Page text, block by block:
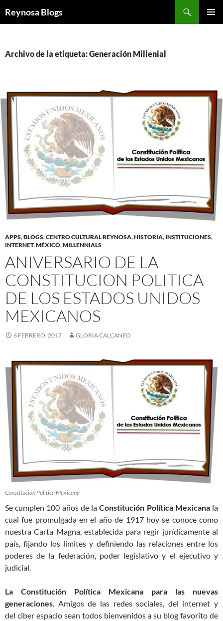
Reynosa Blogs
Archivo de la etiqueta: Generación Millenial
APPS,BLOGS,CENTRO CULTURAL REYNOSA,HISTORIA, INSTITUCIONES,
INTERNET,MÉXICO,MILLENNIALS
ANIVERSARIO DE LA
CONSTITUCION POLITICA
DE LOS ESTADOS UNIDOS
MEXICANOS
6 FEBRERO, 2017 GLORIA CALCANEO
Constitución Política Mexicana
Se cumplen 100 años de laConstitución Política Mexicanala
cual fue promulgada en el año de 1917 hoy se conoce como
nuestra Carta Magna, establecida para regir jurídicamente al
país, fijando los limites y definiendo las relaciones entre los
poderes de la federación, poder legislativo y el ejecutivo y
judicial.
La Constitución Política Mexicana para las nuevas
generaciones. Amigos de las redes sociales, del internet y
del ciber espacio sean todos bienvenidos a su blog favorito de